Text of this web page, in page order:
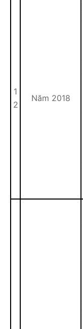
1
2
Năm 2018